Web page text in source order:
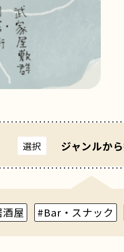
選択 ジャンルか
屋 #Bar・スナック